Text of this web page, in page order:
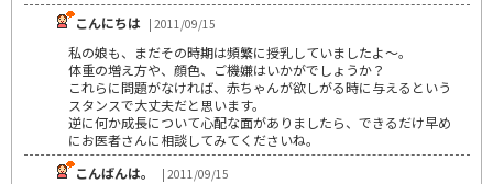
こんにちは | 2011/09/15
私の娘も、まだその時期は頻繁に授乳していましたよ～。
体重の増え方や、顔色、ご機嫌はいかがでしょうか？
これらに問題がなければ、赤ちゃんが欲しがる時に与えるという
スタンスで大丈夫だと思います。
逆に何か成長について心配な面がありましたら、できるだけ早め
にお医者さんに相談してみてくださいね。
こんばんは。
| 2011/09/15